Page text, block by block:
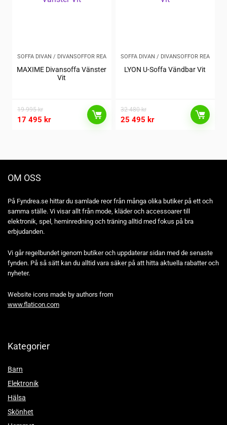
SOFFA DIVAN / DIVANSOFFOR REA
MAXIME Divansoffa Vänster
Vit
19 995kr
17 495 kr
SOFFA DIVAN / DIVANSOFFOR REA
LYON U-Soffa Vändbar Vit
32 480kr
25 495 kr
OM OSS
På Fyndrea.se hittar du samlade reor från många olika butiker på ett och
samma ställe. Vi visar allt från mode, kläder och accessoarer till
elektronik, spel, heminredning och träning alltid med fokus på bra
erbjudanden.
Vi går regelbundet igenom butiker och uppdaterar sidan med de senaste
fynden. På så sätt kan du alltid vara säker på att hitta aktuella rabatter och
nyheter.
Website icons made by authors from
www.flaticon.com
Kategorier
Barn
Elektronik
Hälsa
Skönhet